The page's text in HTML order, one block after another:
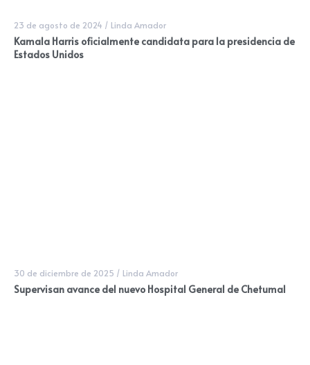
23 de agosto de 2024 / Linda Amador
Kamala Harris oficialmente candidata para la presidencia de
Estados Unidos
30 de diciembre de 2025 / Linda Amador
Supervisan avance del nuevo Hospital General de Chetumal